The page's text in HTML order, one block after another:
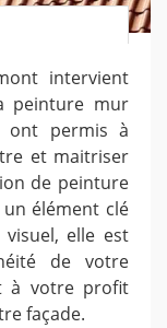
intervient
peinture mur
ont permis à
et maitriser
de peinture
élément clé
visuel, elle est
de votre
à votre profit
façade.